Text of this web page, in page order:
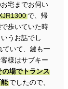
宅までお伺い
で、帰
歩いていた時
うお話でし
ていて、鍵も一
様はサブキー
の場でトランス
でしたので、